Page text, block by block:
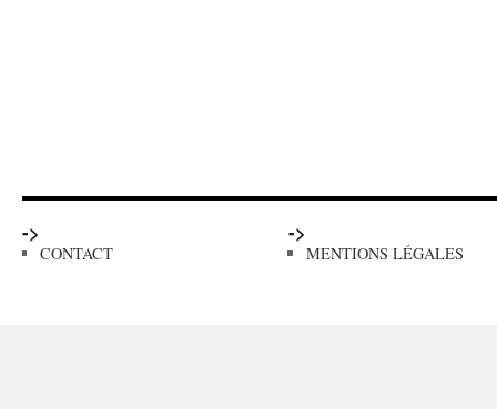
->
CONTACT
->
MENTIONS LÉGALES